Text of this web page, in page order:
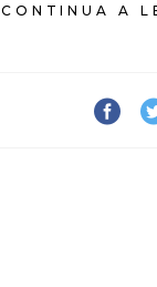
CONTINUA A